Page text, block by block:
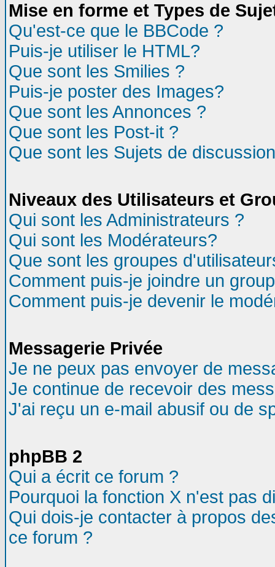
Mise en forme et Types de
Qu'est-ce que le BBCode ?
Puis-je utiliser le HTML?
Que sont les Smilies ?
Puis-je poster des Images?
Que sont les Annonces ?
Que sont les Post-it ?
Que sont les Sujets de
Niveaux des Utilisateurs et
Qui sont les Administrateurs ?
Qui sont les Modérateurs?
Que sont les groupes
Comment puis-je joindre un
Comment puis-je devenir le
Messagerie Privée
Je ne peux pas envoyer de
Je continue de recevoir des
J'ai reçu un e-mail abusif ou de
phpBB 2
Qui a écrit ce forum ?
Pourquoi la fonction X n'est pas
Qui dois-je contacter à propos
ce forum ?